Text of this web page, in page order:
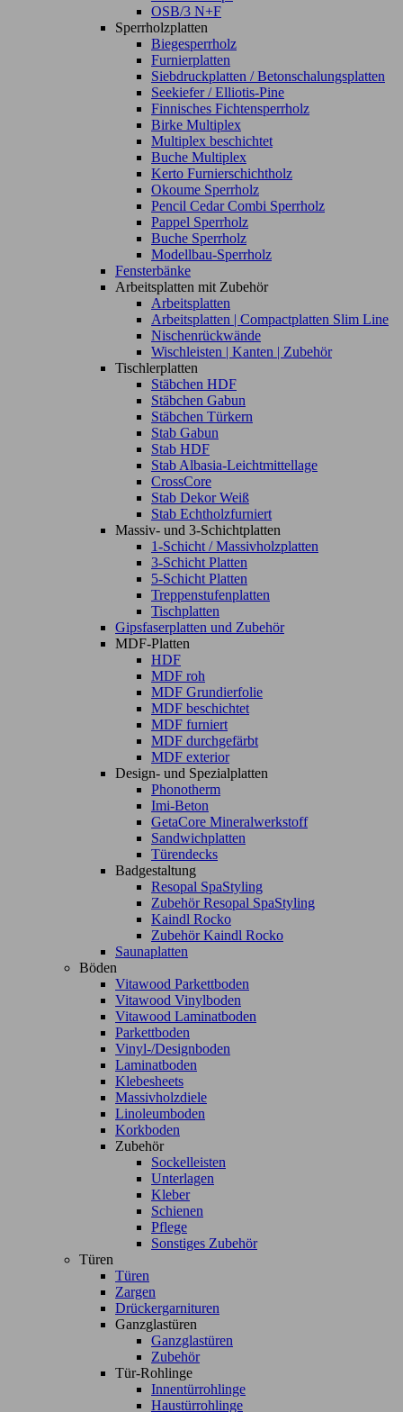
OSB/3 N+F
Sperrholzplatten
Biegesperrholz
Furnierplatten
Siebdruckplatten / Betonschalungsplatten
Seekiefer / Elliotis-Pine
Finnisches Fichtensperrholz
Birke Multiplex
Multiplex beschichtet
Buche Multiplex
Kerto Furnierschichtholz
Okoume Sperrholz
Pencil Cedar Combi Sperrholz
Pappel Sperrholz
Buche Sperrholz
Modellbau-Sperrholz
Fensterbänke
Arbeitsplatten mit Zubehör
Arbeitsplatten
Arbeitsplatten | Compactplatten Slim Line
Nischenrückwände
Wischleisten | Kanten | Zubehör
Tischlerplatten
Stäbchen HDF
Stäbchen Gabun
Stäbchen Türkern
Stab Gabun
Stab HDF
Stab Albasia-Leichtmittellage
CrossCore
Stab Dekor Weiß
Stab Echtholzfurniert
Massiv- und 3-Schichtplatten
1-Schicht / Massivholzplatten
3-Schicht Platten
5-Schicht Platten
Treppenstufenplatten
Tischplatten
Gipsfaserplatten und Zubehör
MDF-Platten
HDF
MDF roh
MDF Grundierfolie
MDF beschichtet
MDF furniert
MDF durchgefärbt
MDF exterior
Design- und Spezialplatten
Phonotherm
Imi-Beton
GetaCore Mineralwerkstoff
Sandwichplatten
Türendecks
Badgestaltung
Resopal SpaStyling
Zubehör Resopal SpaStyling
Kaindl Rocko
Zubehör Kaindl Rocko
Saunaplatten
Böden
Vitawood Parkettboden
Vitawood Vinylboden
Vitawood Laminatboden
Parkettboden
Vinyl-/Designboden
Laminatboden
Klebesheets
Massivholzdiele
Linoleumboden
Korkboden
Zubehör
Sockelleisten
Unterlagen
Kleber
Schienen
Pflege
Sonstiges Zubehör
Türen
Türen
Zargen
Drückergarnituren
Ganzglastüren
Ganzglastüren
Zubehör
Tür-Rohlinge
Innentürrohlinge
Haustürrohlinge